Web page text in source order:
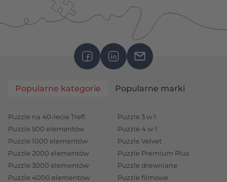
Popularne kategorie Popularne marki
Puzzle na 40-lecie Trefl
Puzzle 500 elementów
Puzzle 1000 elementów
Puzzle 2000 elementów
Puzzle 3000 elementów
Puzzle 4000 elementów
Puzzle 3 w 1
Puzzle 4 w 1
Puzzle Velvet
Puzzle Premium Plus
Puzzle drewniane
Puzzle filmowe